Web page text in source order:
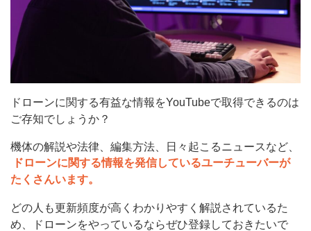
ドローンに関する有益な情報をYouTubeで取得できるのは
ご存知でしょうか？
機体の解説や法律、編集方法、日々起こるニュースなど、
ドローンに関する情報を発信しているユーチューバーが
たくさんいます。
どの人も更新頻度が高くわかりやすく解説されているた
め、ドローンをやっているならぜひ登録しておきたいで